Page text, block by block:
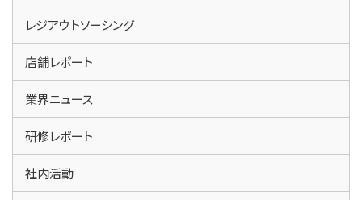
レジアウトソーシング
店舗レポート
業界ニュース
研修レポート
社内活動